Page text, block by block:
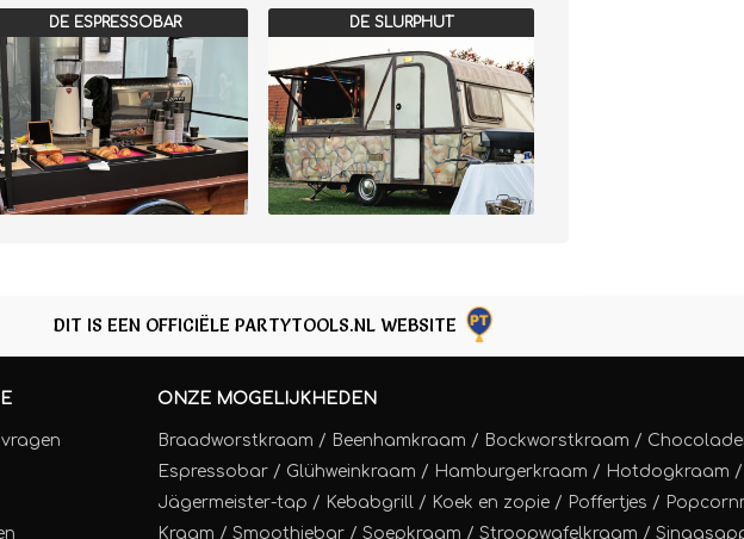
DE ESPRESSOBAR DE SLURPHUT
DIT IS EEN OFFICIËLE PARTYTOOLS.NL WEBSITE
ONZE MOGELIJKHEDEN
Braadworstkraam / Beenhamkraam / Bockworstkraam /
Espressobar / Glühweinkraam / Hamburgerkraam / Hotdogkraam /
Jägermeister-tap / Kebabgrill / Koek en zopie / Poffertjes /
Kraam /Smoothiebar /Soepkraam /Stroopwafelkraam /